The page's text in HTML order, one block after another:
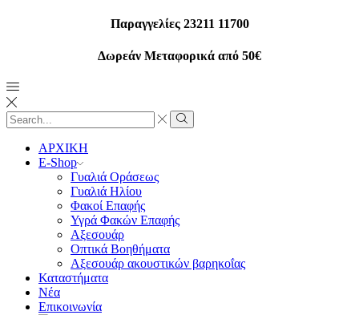
Παραγγελίες 23211 11700
Δωρεάν Μεταφορικά από 50€
Search
input
Search
ΑΡΧΙΚΗ
E-Shop
Γυαλιά Οράσεως
Γυαλιά Ηλίου
Φακοί Επαφής
Υγρά Φακών Επαφής
Αξεσουάρ
Οπτικά Βοηθήματα
Αξεσουάρ ακουστικών βαρηκοΐας
Καταστήματα
Νέα
Επικοινωνία